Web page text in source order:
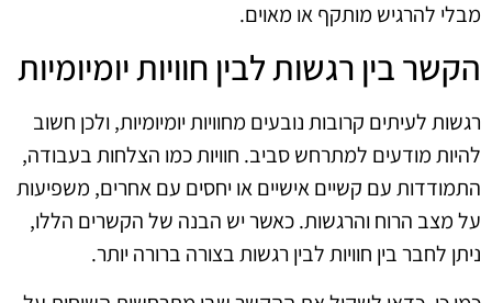
מבלי להרגיש מותקף או מאוים.
הקשר בין רגשות לבין חוויות יומיומיות
רגשות לעיתים קרובות נובעים מחוויות יומיומיות, ולכן חשוב
להיות מודעים למתרחש סביב. חוויות כמו הצלחות בעבודה,
התמודדות עם קשיים אישיים או יחסים עם אחרים, משפיעות
על מצב הרוח והרגשות. כאשר יש הבנה של הקשרים הללו,
ניתן לחבר בין חוויות לבין רגשות בצורה ברורה יותר.